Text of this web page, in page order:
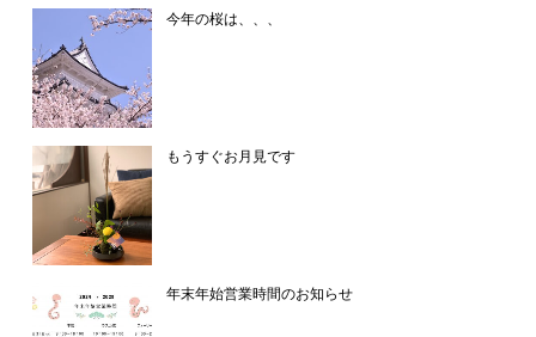
今年の桜は、、、
もうすぐお月見です
年末年始営業時間のお知らせ